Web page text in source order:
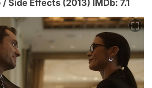
/ Side Effects (2013) IMDb: 7.1